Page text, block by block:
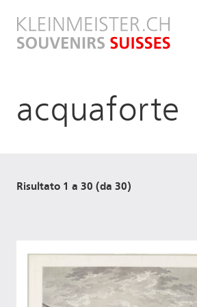
contenuto
principale
acquaforte
Risultato 1 a 30 (da 30)